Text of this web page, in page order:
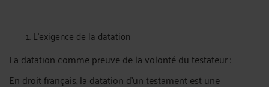
L’exigence de la datation
La datation comme preuve de la volonté du testateur :
En droit français, la datation d'un testament est une